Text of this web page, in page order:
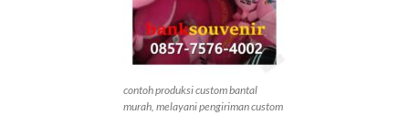
contoh produksi custom bantal
murah, melayani pengiriman custom